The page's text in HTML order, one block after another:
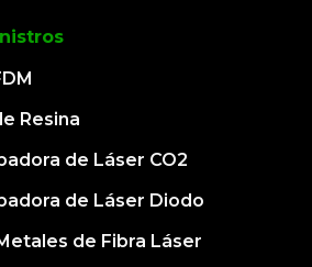
Resina
de Láser CO2
de Láser Diodo
de Fibra Láser